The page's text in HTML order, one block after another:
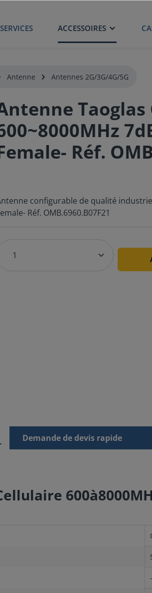
SERVICES ACCESSOIRES
Antenne Antennes 2G/3G/4G/5G
Réf.
configurable de qualité
Réf. OMB.6960.B07F21
Demande de devis rapide